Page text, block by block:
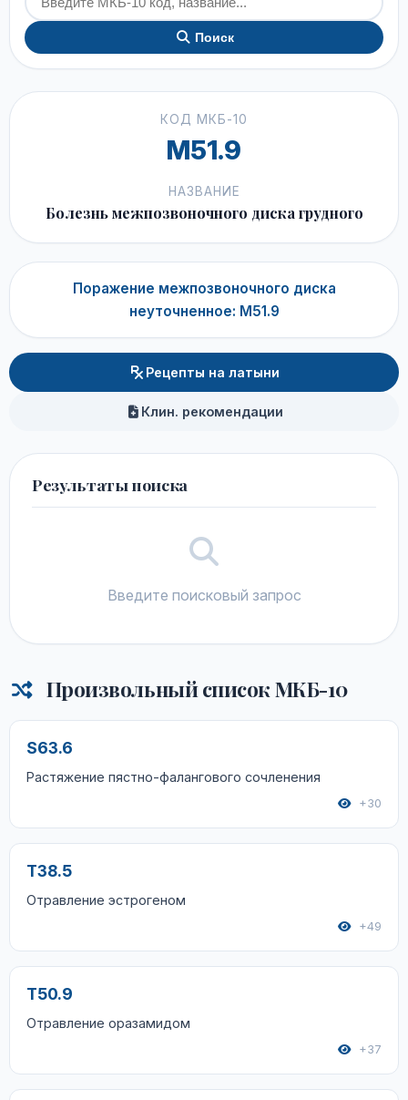
Поиск
КОД МКБ-10
M51.9
НАЗВАНИЕ
Болезнь межпозвоночного диска грудного
Поражение межпозвоночного диска
неуточненное: M51.9
Рецепты на латыни
Клин. рекомендации
Результаты поиска
Введите поисковый запрос
Произвольный список МКБ-10
S63.6
Растяжение пястно-фалангового сочленения
+30
T38.5
Отравление эстрогеном
+49
T50.9
Отравление оразамидом
+37